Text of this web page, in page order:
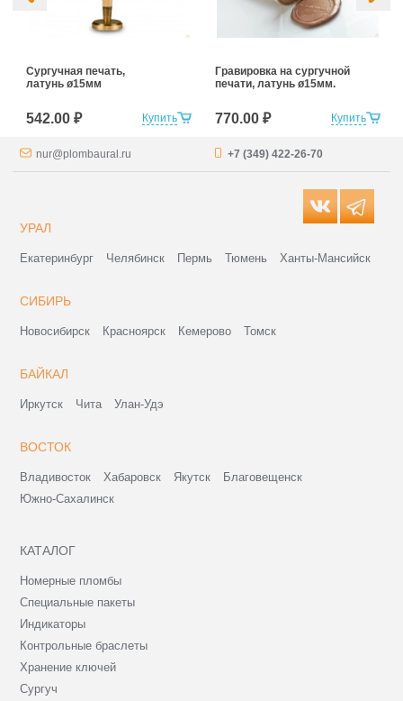
Купить
Сургучная печать,
латунь ø15мм
542.00 ₽ Купить
Гравировка на сургучной
печати, латунь ø15мм.
770.00 ₽
nur@plombaural.ru +7 (349) 422-26-70
УРАЛ
Екатеринбург Челябинск Пермь Тюмень Ханты-Мансийск
СИБИРЬ
Новосибирск Красноярск Кемерово Томск
БАЙКАЛ
Иркутск Чита Улан-Удэ
ВОСТОК
Владивосток Хабаровск Якутск
Благовещенск
Южно-Сахалинск
КАТАЛОГ
Номерные пломбы
Специальные пакеты
Индикаторы
Контрольные браслеты
Хранение ключей
Сургуч